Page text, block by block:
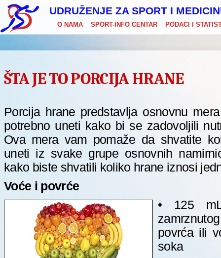
UDRUŽENJE ZA SPORT I
O NAMA SPORT-INFO CENTAR PODACI I
ŠTA JE TO PORCIJA HRANE
Porcija hrane predstavlja osnovnu
potrebno uneti kako bi se zadovoljili
Ova mera vam pomaže da shvatite
uneti iz svake grupe osnovnih
kako biste shvatili koliko hrane iznosi
Voće i povrće
• 125
povrća ili
soka